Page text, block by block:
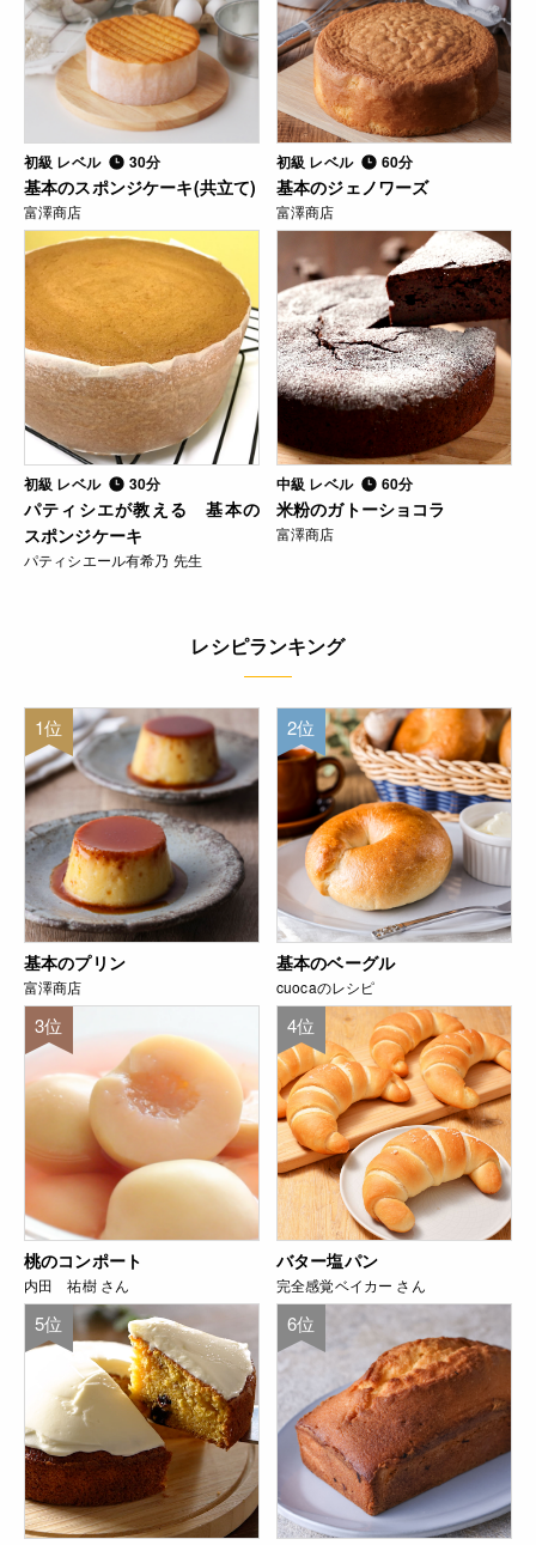
初級 レベル 30分
基本のスポンジケーキ(共立て)
富澤商店
初級 レベル 60分
基本のジェノワーズ
富澤商店
初級 レベル 30分
パティシエが教える 基本の
スポンジケーキ
パティシエール有希乃 先生
中級 レベル 60分
米粉のガトーショコラ
富澤商店
レシピランキング
1位
基本のプリン
富澤商店
2位
基本のベーグル
cuocaのレシピ
3位
桃のコンポート
内田 祐樹 さん
4位
バター塩パン
完全感覚ベイカー さん
5位 6位